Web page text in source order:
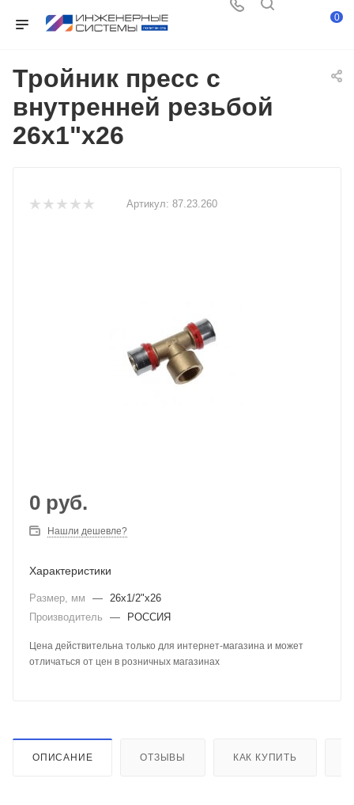
0
Тройник пресс с
внутренней резьбой
26х1"х26
Артикул: 87.23.260
0 руб.
Нашли дешевле?
Характеристики
Размер, мм — 26х1/2"х26
Производитель
— РОССИЯ
Цена действительна только для интернет-магазина и может
отличаться от цен в розничных магазинах
ОПИСАНИЕ ОТЗЫВЫ КАК КУПИТЬ